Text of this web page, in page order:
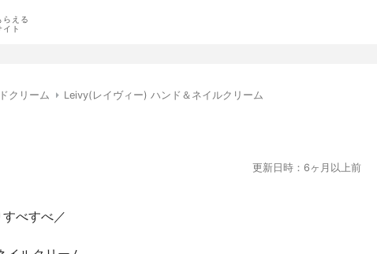
らえる
イト
クリーム Leivy(レイヴィー) ハンド＆ネイルクリーム
更新日時：6ヶ月以上前
べすべ／